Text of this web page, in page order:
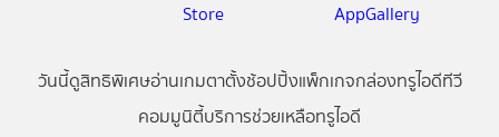
วันนี้ดูสิทธิพิเศษอ่านเกมตาตั้งช้อปปิ้งแพ็กเกจกล่องทรูไอดีทีวี
คอมมูนิตี้บริการช่วยเหลือทรูไอดี